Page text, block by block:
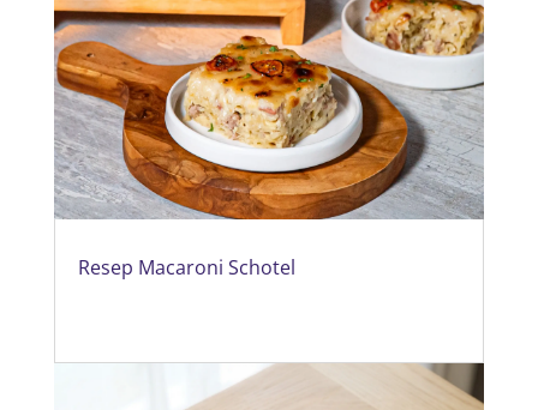
Resep Macaroni Schotel